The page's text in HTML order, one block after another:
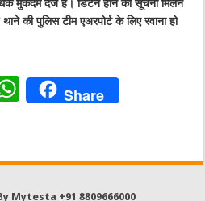
मुकदमे दर्ज हैं। डिटेन होने की सूचना मिलने
की पुलिस टीम एअरपोर्ट के लिए रवाना हो
W
s
A
Share
Mytesta +91 8809666000